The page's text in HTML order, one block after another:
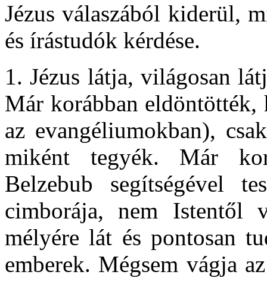
Jézus válaszából kiderül,
és írástudók kérdése.
1. Jézus látja, világosan
Már korábban
az evangéliumokban),
miként tegyék. Már
Belzebub segítségével
cimborája, nem Istentől
mélyére lát és pontosan
emberek. Mégsem vágja